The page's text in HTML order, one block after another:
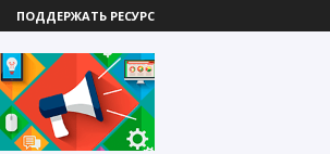
ПОДДЕРЖАТЬ РЕСУРС